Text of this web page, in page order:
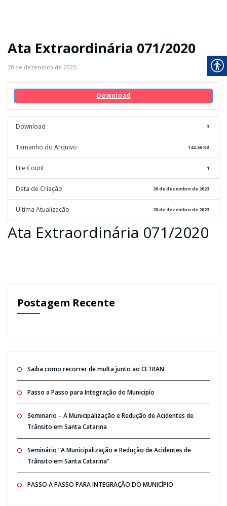
Ata Extraordinária 071/2020
20 de dezembro de 2023
Download
Download 3
Tamanho do Arquivo 142.56 KB
File Count 1
Data de Criação 20 de dezembro de 2023
Ultima Atualização 20 de dezembro de 2023
Ata Extraordinária 071/2020
Postagem Recente
Saiba como recorrer de multa junto ao CETRAN.
Passo a Passo para Integração do Municipío
Seminario – A Municipalização e Redução de Acidentes de
Trânsito em Santa Catarina
Seminário “A Municipalização e Redução de Acidentes de
Trânsito em Santa Catarina”
PASSO A PASSO PARA INTEGRAÇÃO DO MUNICÍPIO